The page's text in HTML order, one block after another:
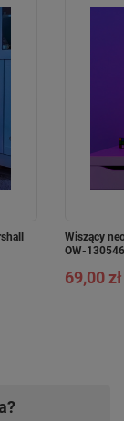
Wiszący
OW-130546
69,00 zł